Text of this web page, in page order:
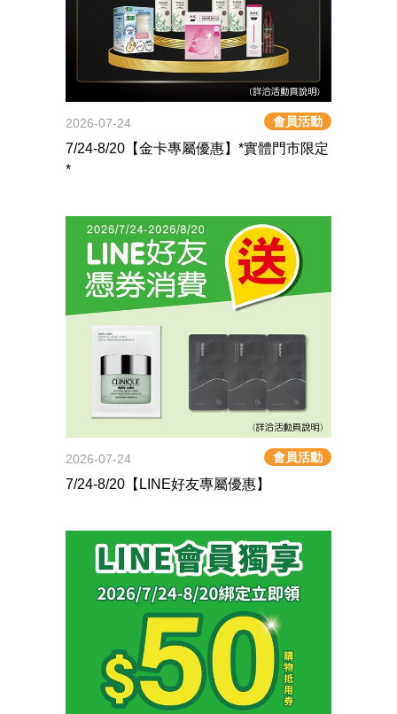
2026-07-24 會員活動
7/24-8/20【金卡專屬優惠】*實體門市限定
*
2026-07-24 會員活動
7/24-8/20【LINE好友專屬優惠】